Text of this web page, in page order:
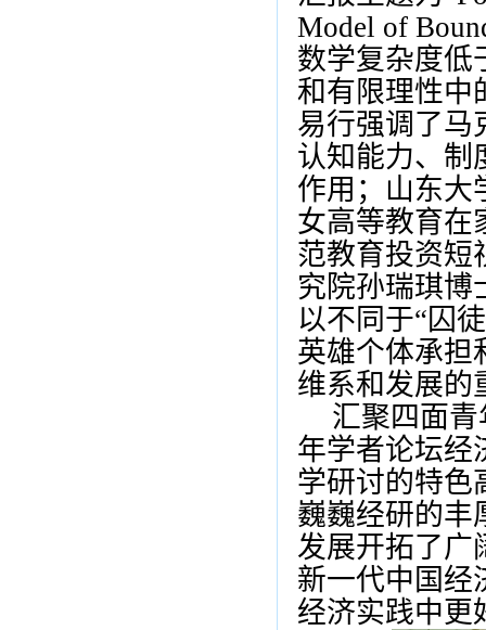
Model of
数学复杂度低
和有限理性中
易行强调了马
认知能力、制
作用；山东大
女高等教育在
范教育投资短
究院孙瑞琪博
以不同于“囚
英雄个体承担
维系和发展的
汇聚四面
年学者论坛经
学研讨的特色
巍巍经研的丰
发展开拓了广
新一代中国经
经济实践中更